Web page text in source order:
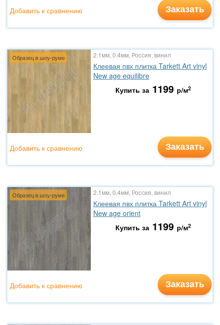
Заказать
Добавить к сравнению
Образец в шоу-руме 2.1мм, 0.4мм, Россия, винил
Клеевая пвх плитка Tarkett Art vinyl
New age equilibre
Купить за 1199 р/м2
Заказать
Добавить к сравнению
Образец в шоу-руме 2.1мм, 0.4мм, Россия, винил
Клеевая пвх плитка Tarkett Art vinyl
New age orient
Купить за 1199 р/м2
Заказать
Добавить к сравнению